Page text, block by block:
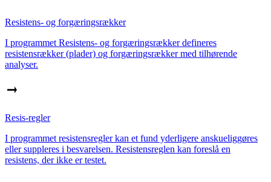
Resistens- og forgæringsrækker
I programmet Resistens- og forgæringsrækker defineres
resistensrækker (plader) og forgæringsrækker med tilhørende
analyser.
Resis-regler
I programmet resistensregler kan et fund yderligere anskueliggøres
eller suppleres i besvarelsen. Resistensreglen kan foreslå en
resistens, der ikke er testet.